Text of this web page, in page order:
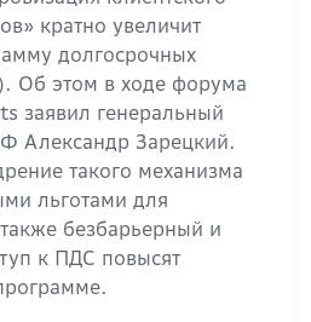
кратно увеличит
долгосрочных
Об этом в ходе форума
заявил генеральный
Александр Зарецкий.
такого механизма
льготами для
безбарьерный и
к ПДС повысят